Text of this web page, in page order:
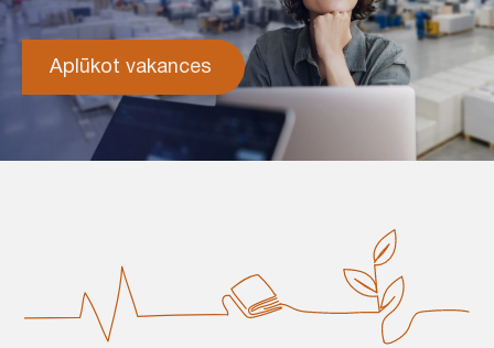
Aplūkot vakances